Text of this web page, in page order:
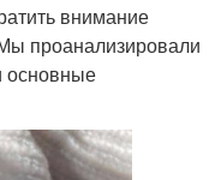
внимание
проанализировали
основные